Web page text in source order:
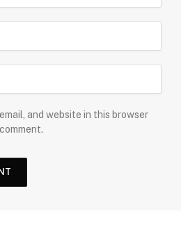
and website in this browser